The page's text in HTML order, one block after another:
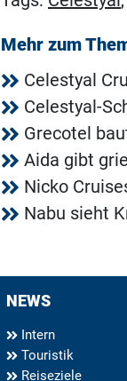
Mehr zum
Celestyal
Celestyal-
Grecotel
Aida gibt
Nicko
Nabu sieht
NEWS
Intern
Touristik
Reiseziele